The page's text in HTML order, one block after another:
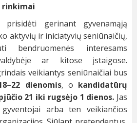
rinkimai
prisidėti gerinant gyvenamąją
aktyvių ir iniciatyvių seniūnaičių,
bendruomenės interesams
ar kitose įstaigose.
veikiantys seniūnaičiai bus
dienomis, o kandidatūrų
21 iki rugsėjo 1 dienos. Jas
arba ten veikiančios